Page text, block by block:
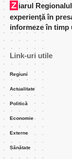
Ziarul Regionalul.ro este produsul unei echipe cu
experienţă în
informeze în
Link-uri utile
Regiuni
Actualitate
Politică
Economie
Externe
Sănătate